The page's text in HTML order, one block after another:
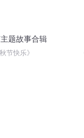
题故事合辑
节快乐》